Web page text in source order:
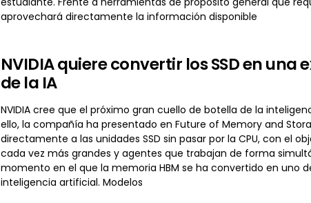
aprovechará directamente la información disponible
NVIDIA quiere convertir los SSD en
de la IA
NVIDIA cree que el próximo gran cuello de botella de la
ello, la compañía ha presentado en Future of Memory and
directamente a las unidades SSD sin pasar por la CPU, con el
cada vez más grandes y agentes que trabajan de forma
momento en el que la memoria HBM se ha convertido en uno
inteligencia artificial. Modelos